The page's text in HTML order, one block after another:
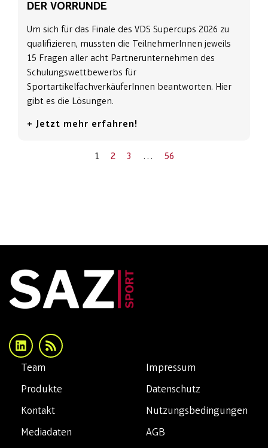
DER VORRUNDE
Um sich für das Finale des VDS Supercups 2026 zu
qualifizieren, mussten die TeilnehmerInnen jeweils
15 Fragen aller acht Partnerunternehmen des
Schulungswettbewerbs für
SportartikelfachverkäuferInnen beantworten. Hier
gibt es die Lösungen.
+ Jetzt mehr erfahren!
1 2 3 … 56
Impressum
Datenschutz
Nutzungsbedingungen
AGB
Team
Produkte
Kontakt
Mediadaten